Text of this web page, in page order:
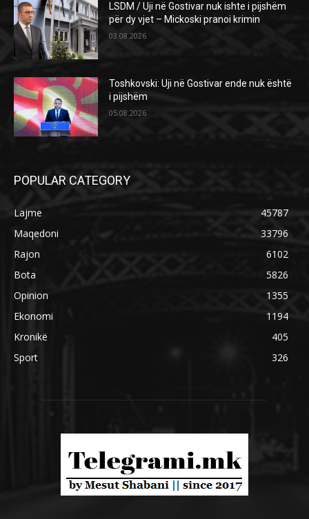
LSDM / Uji në Gostivar nuk ishte i pijshëm
për dy vjet – Mickoski pranoi krimin
03.08.2026
Toshkovski: Uji në Gostivar ende nuk është
i pijshëm
05.08.2026
POPULAR CATEGORY
Lajme
45787
Maqedoni
33796
Rajon
6102
Bota
5826
Opinion
1355
Ekonomi
1194
Kronikë
405
Sport
326